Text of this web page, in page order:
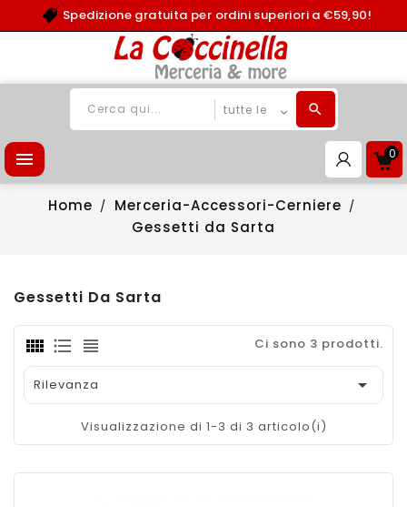
Spedizione gratuita per ordini superiori a €59,90!
 0
Home
Merceria-Accessori-Cerniere
Gessetti da Sarta
Gessetti Da Sarta
Ci sono 3 prodotti.
Rilevanza 
Visualizzazione di 1-3 di 3 articolo(i)